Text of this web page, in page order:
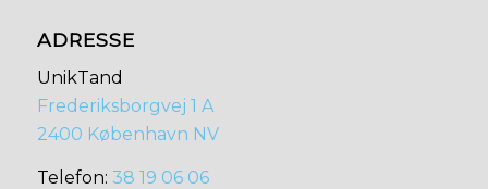
ADRESSE
UnikTand
Frederiksborgvej 1 A
2400 København NV
​​Telefon: 38 19 06 06